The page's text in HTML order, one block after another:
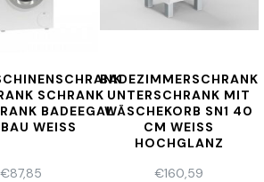
SCHRANK
BADEEGAL
WEISS
€87,85
BADEZIMMERSCHRANK
UNTERSCHRANK MIT
WÄSCHEKORB SN1 40
CM WEISS H
OCHGLANZ
€160,59